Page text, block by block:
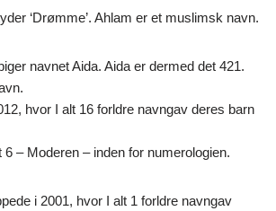
‘Drømme’. Ahlam er et muslimsk navn.
navnet Aida. Aida er dermed det 421.
hvor I alt 16 forldre navngav deres barn
6 – Moderen – inden for numerologien.
i 2001, hvor I alt 1 forldre navngav